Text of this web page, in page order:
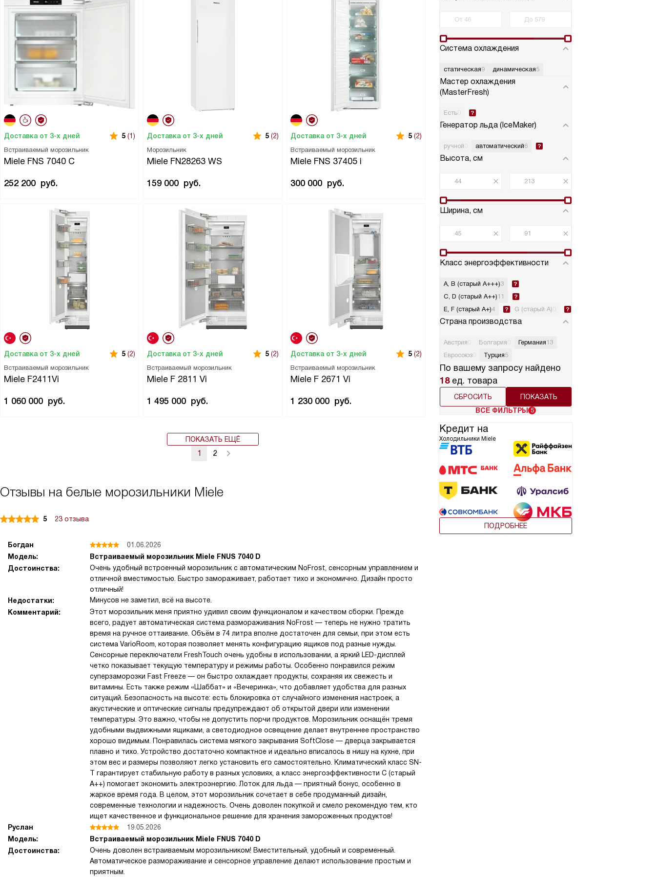
Система охлаждения
статическая9 динамическая5
Мастер охлаждения
(MasterFresh)
Есть
Генератор льда (IceMaker)
ручной автоматический6
Высота, см
Ширина, см
Класс энергоэффективности
A, B (старый A+++)3
C, D (старый A++)11
E, F (старый A+)4 G (старый A)
Страна производства
Австрия Болгария Германия13
Евросоюз
Турция5
По вашему запросу найдено
18ед. товара
СБРОСИТЬ
ВСЕ ФИЛЬТРЫ
5
Кредит на
Холодильники Miele
ПОДРОБНЕЕ
Встраиваемый морозильник
Miele FNS 7040 C
Доставка от 3-х дней 5 (1)
252 200 руб.
Морозильник
Miele FN28263 WS
Доставка от 3-х дней 5 (2)
159 000 руб.
Встраиваемый морозильник
Miele FNS 37405 i
Доставка от 3-х дней 5 (2)
300 000 руб.
Встраиваемый морозильник
Miele F2411Vi
Доставка от 3-х дней 5 (2)
1 060 000 руб.
Встраиваемый морозильник
Miele F 2811 Vi
Доставка от 3-х дней 5 (2)
1 495 000 руб.
Встраиваемый морозильник
Miele F 2671 Vi
Доставка от 3-х дней 5 (2)
1 230 000 руб.
ПОКАЗАТЬ ЕЩЁ
1 2
Отзывы на белые морозильники Miele
5 23 отзыва
Богдан
01.06.2026
Модель:
Встраиваемый морозильник Miele FNUS 7040 D
Достоинства:
Очень удобный встроенный морозильник с автоматическим NoFrost, сенсорным управлением и
отличной вместимостью. Быстро замораживает, работает тихо и экономично. Дизайн просто
отличный!
Недостатки:
Минусов не заметил, всё на высоте.
Комментарий:
Этот морозильник меня приятно удивил своим функционалом и качеством сборки. Прежде
всего, радует автоматическая система размораживания NoFrost — теперь не нужно тратить
время на ручное оттаивание. Объём в 74 литра вполне достаточен для семьи, при этом есть
система VarioRoom, которая позволяет менять конфигурацию ящиков под разные нужды.
Сенсорные переключатели FreshTouch очень удобны в использовании, а яркий LED-дисплей
четко показывает текущую температуру и режимы работы. Особенно понравился режим
суперзаморозки Fast Freeze — он быстро охлаждает продукты, сохраняя их свежесть и
витамины. Есть также режим «Шаббат» и «Вечеринка», что добавляет удобства для разных
ситуаций. Безопасность на высоте: есть блокировка от случайного изменения настроек, а
акустические и оптические сигналы предупреждают об открытой двери или изменении
температуры. Это важно, чтобы не допустить порчи продуктов. Морозильник оснащён тремя
удобными выдвижными ящиками, а светодиодное освещение делает внутреннее пространство
хорошо видимым. Понравилась система мягкого закрывания SoftClose — дверца закрывается
плавно и тихо. Устройство достаточно компактное и идеально вписалось в нишу на кухне, при
этом вес и размеры позволяют легко установить его самостоятельно. Климатический класс SN-
T гарантирует стабильную работу в разных условиях, а класс энергоэффективности C (старый
A++) помогает экономить электроэнергию. Лоток для льда — приятный бонус, особенно в
жаркое время года. В целом, этот морозильник сочетает в себе продуманный дизайн,
современные технологии и надежность. Очень доволен покупкой и смело рекомендую тем, кто
ищет качественное и функциональное решение для хранения замороженных продуктов!
Руслан
19.05.2026
Модель:
Встраиваемый морозильник Miele FNUS 7040 D
Достоинства:
Очень доволен встраиваемым морозильником! Вместительный, удобный и современный.
Автоматическое размораживание и сенсорное управление делают использование простым и
приятным.